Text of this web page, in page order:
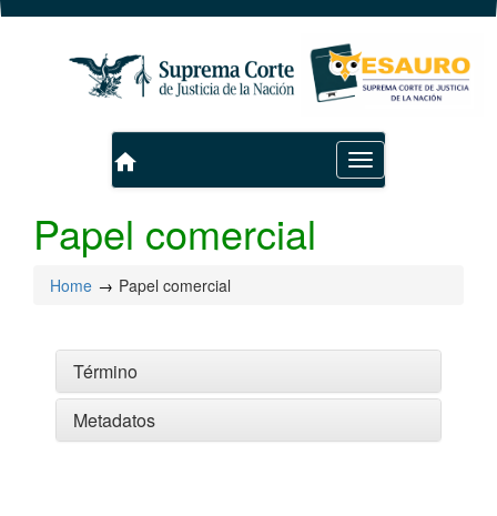
Toggle
navigation
home
Papel comercial
Home Papel comercial
Término
Metadatos